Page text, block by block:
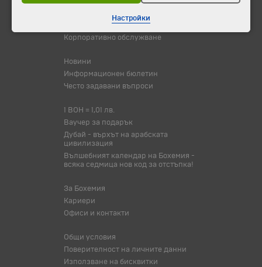
Хотелски резервации
Корпоративно обслужване
Новини
Информационен бюлетин
Често задавани въпроси
1 BOH = 1,01 лв.
Ваучер за подарък
Дубай - върхът на арабската
цивилизация
Вълшебният календар на Бохемия -
всяка седмица нов код за отстъпка!
За Бохемия
Кариери
Офиси и контакти
Общи условия
Поверителност на личните данни
Използване на бисквитки
Настройки